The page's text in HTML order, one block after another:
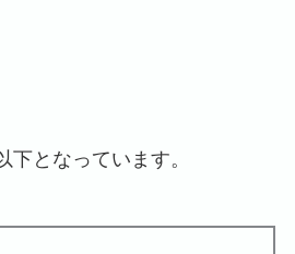
下となっています。